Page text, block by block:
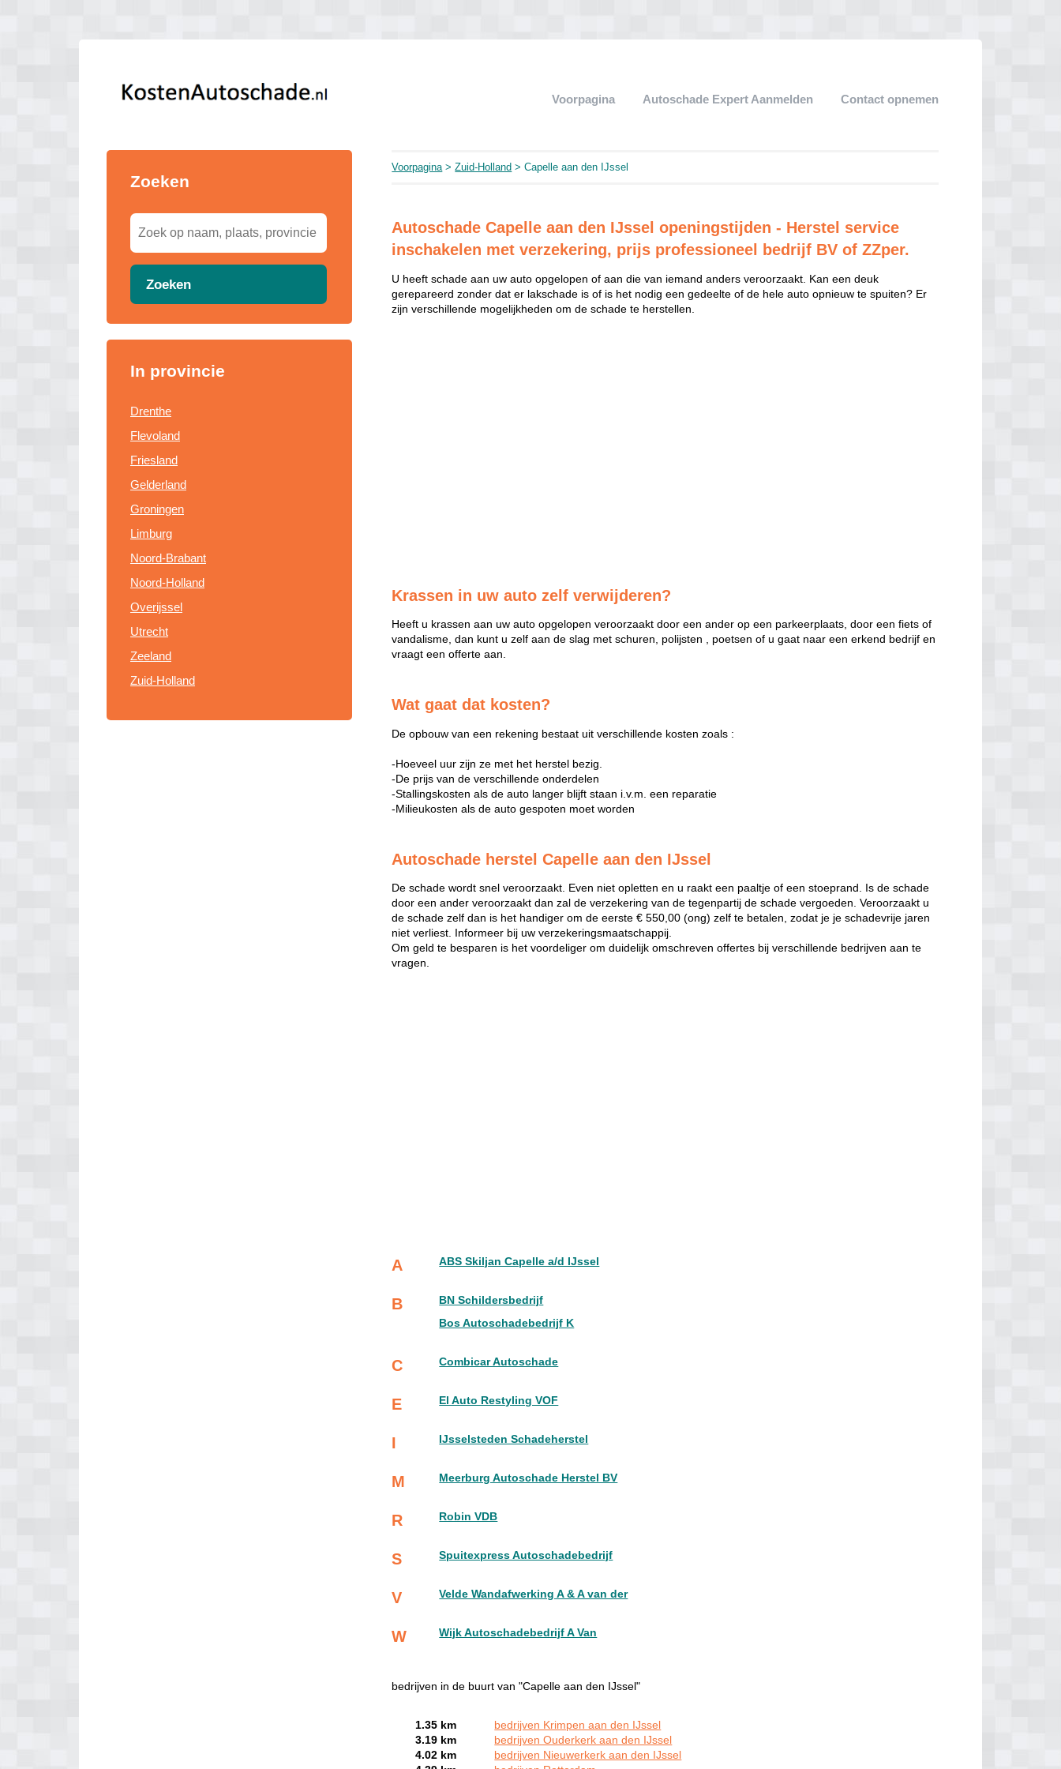
Voorpagina Autoschade Expert Aanmelden Contact opnemen
Zoeken
Zoeken
In provincie
Drenthe
Flevoland
Friesland
Gelderland
Groningen
Limburg
Noord-Brabant
Noord-Holland
Overijssel
Utrecht
Zeeland
Zuid-Holland
Voorpagina>Zuid-Holland > Capelle aan den IJssel
Autoschade Capelle aan den IJssel openingstijden - Herstel service
inschakelen met verzekering, prijs professioneel bedrijf BV of ZZper.
U heeft schade aan uw auto opgelopen of aan die van iemand anders veroorzaakt. Kan een deuk
gerepareerd zonder dat er lakschade is of is het nodig een gedeelte of de hele auto opnieuw te spuiten? Er
zijn verschillende mogelijkheden om de schade te herstellen.
Krassen in uw auto zelf verwijderen?
Heeft u krassen aan uw auto opgelopen veroorzaakt door een ander op een parkeerplaats, door een fiets of
vandalisme, dan kunt u zelf aan de slag met schuren, polijsten , poetsen of u gaat naar een erkend bedrijf en
vraagt een offerte aan.
Wat gaat dat kosten?
De opbouw van een rekening bestaat uit verschillende kosten zoals :
-Hoeveel uur zijn ze met het herstel bezig.
-De prijs van de verschillende onderdelen
-Stallingskosten als de auto langer blijft staan i.v.m. een reparatie
-Milieukosten als de auto gespoten moet worden
Autoschade herstel Capelle aan den IJssel
De schade wordt snel veroorzaakt. Even niet opletten en u raakt een paaltje of een stoeprand. Is de schade
door een ander veroorzaakt dan zal de verzekering van de tegenpartij de schade vergoeden. Veroorzaakt u
de schade zelf dan is het handiger om de eerste € 550,00 (ong) zelf te betalen, zodat je je schadevrije jaren
niet verliest. Informeer bij uw verzekeringsmaatschappij.
Om geld te besparen is het voordeliger om duidelijk omschreven offertes bij verschillende bedrijven aan te
vragen.
A ABS Skiljan Capelle a/d IJssel
B
BN Schildersbedrijf
Bos Autoschadebedrijf K
C Combicar Autoschade
E El Auto Restyling VOF
I IJsselsteden Schadeherstel
M Meerburg Autoschade Herstel BV
R Robin VDB
S Spuitexpress Autoschadebedrijf
V Velde Wandafwerking A & A van der
W Wijk Autoschadebedrijf A Van
bedrijven in de buurt van "Capelle aan den IJssel"
1.35 km
bedrijven Krimpen aan den IJssel
3.19 km
bedrijven Ouderkerk aan den IJssel
4.02 km
bedrijven Nieuwerkerk aan den IJssel